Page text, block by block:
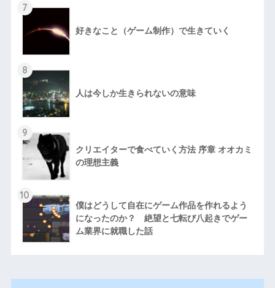
7
好きなこと（ゲーム制作）で生きていく
8
人は今しか生きられないの意味
9
クリエイターで食べていく方法 序章 オオカミ
の理想主義
10
僕はどうして自在にゲーム作品を作れるよう
になったのか？ 絶望と七転び八起きでゲー
ム業界に就職した話